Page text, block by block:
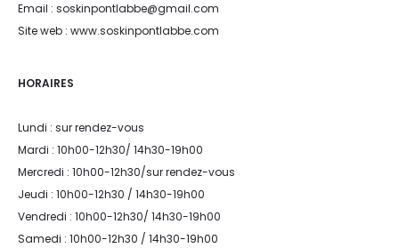
Email : soskinpontlabbe@gmail.com
Site web : www.soskinpontlabbe.com
HORAIRES
Lundi : sur rendez-vous
Mardi : 10h00-12h30/ 14h30-19h00
Mercredi : 10h00-12h30/sur rendez-vous
Jeudi : 10h00-12h30 / 14h30-19h00
Vendredi : 10h00-12h30/ 14h30-19h00
Samedi : 10h00-12h30 / 14h30-19h00